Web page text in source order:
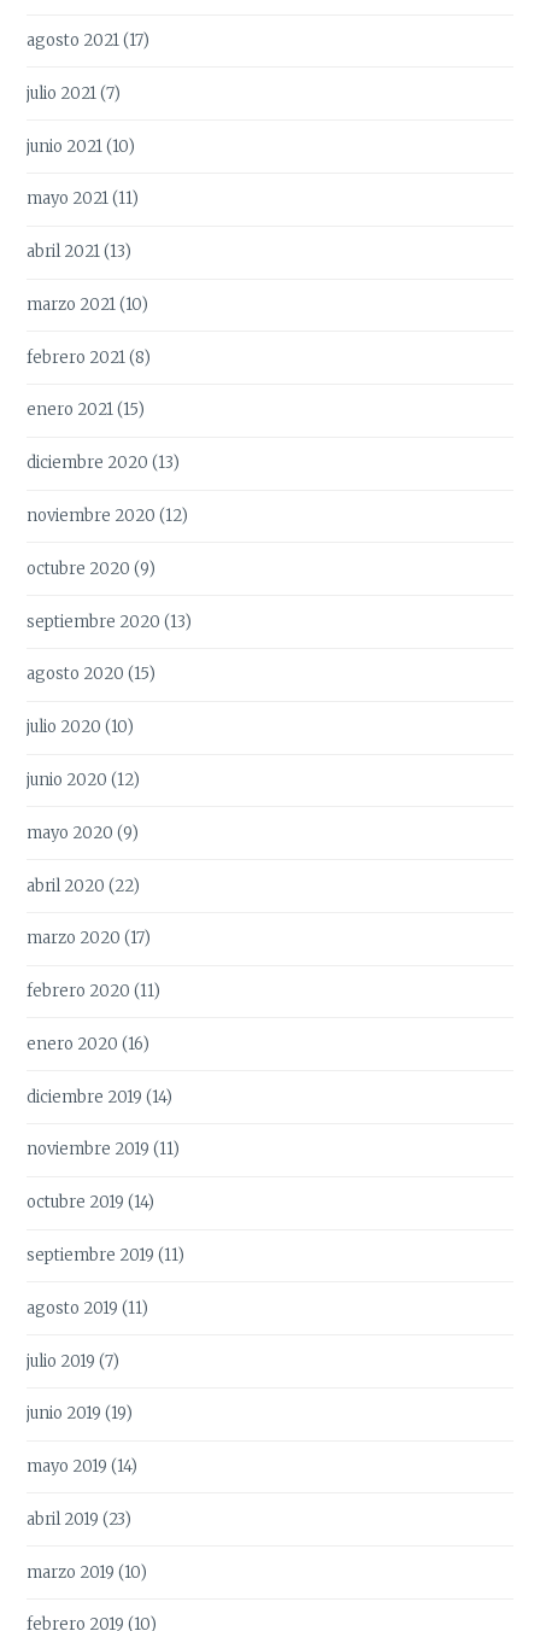
agosto 2021(17)
julio 2021(7)
junio 2021(10)
mayo 2021(11)
abril 2021(13)
marzo 2021(10)
febrero 2021(8)
enero 2021(15)
diciembre 2020 (13)
noviembre 2020 (12)
octubre 2020 (9)
septiembre 2020 (13)
agosto 2020 (15)
julio 2020 (10)
junio 2020 (12)
mayo 2020 (9)
abril 2020 (22)
marzo 2020 (17)
febrero 2020 (11)
enero 2020 (16)
diciembre 2019 (14)
noviembre 2019 (11)
octubre 2019 (14)
septiembre 2019 (11)
agosto 2019 (11)
julio 2019 (7)
junio 2019 (19)
mayo 2019 (14)
abril 2019 (23)
marzo 2019 (10)
febrero 2019 (10)